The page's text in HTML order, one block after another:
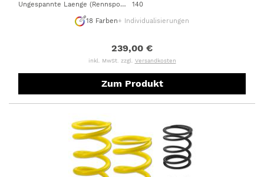
Ungespannte Laenge (Rennsportfeder)
140
18 Farben+ Individualisierungen
239,00 €
inkl. MwSt. zzgl. Versandkosten
Zum Produkt